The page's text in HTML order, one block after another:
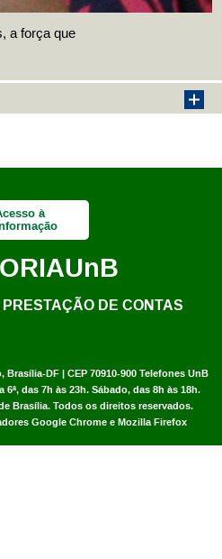
a força que
Brasília-DF | CEP 70910-900 Telefones UnB
das 7h às 23h. Sábado, das 8h às 18h.
Brasília. Todos os direitos reservados.
Google Chrome e Mozilla Firefox
à
UnB
DE CONTAS